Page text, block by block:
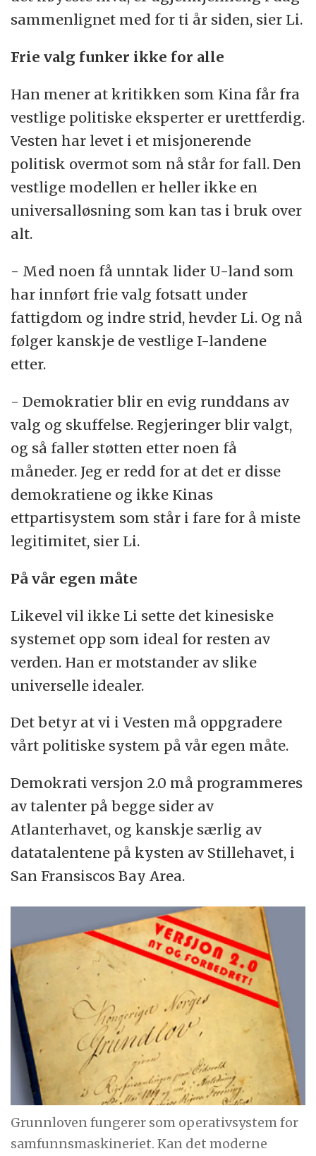
sammenlignet med for ti år siden, sier Li.
Frie valg funker ikke for alle
Han mener at kritikken som Kina får fra
vestlige politiske eksperter er urettferdig.
Vesten har levet i et misjonerende
politisk overmot som nå står for fall. Den
vestlige modellen er heller ikke en
universalløsning som kan tas i bruk over
alt.
- Med noen få unntak lider U-land som
har innført frie valg fotsatt under
fattigdom og indre strid, hevder Li. Og nå
følger kanskje de vestlige I-landene
etter.
- Demokratier blir en evig runddans av
valg og skuffelse. Regjeringer blir valgt,
og så faller støtten etter noen få
måneder. Jeg er redd for at det er disse
demokratiene og ikke Kinas
ettpartisystem som står i fare for å miste
legitimitet, sier Li.
På vår egen måte
Likevel vil ikke Li sette det kinesiske
systemet opp som ideal for resten av
verden. Han er motstander av slike
universelle idealer.
Det betyr at vi i Vesten må oppgradere
vårt politiske system på vår egen måte.
Demokrati versjon 2.0 må programmeres
av talenter på begge sider av
Atlanterhavet, og kanskje særlig av
datatalentene på kysten av Stillehavet, i
San Fransiscos Bay Area.
Grunnloven fungerer som operativsystem for
samfunnsmaskineriet. Kan det moderne